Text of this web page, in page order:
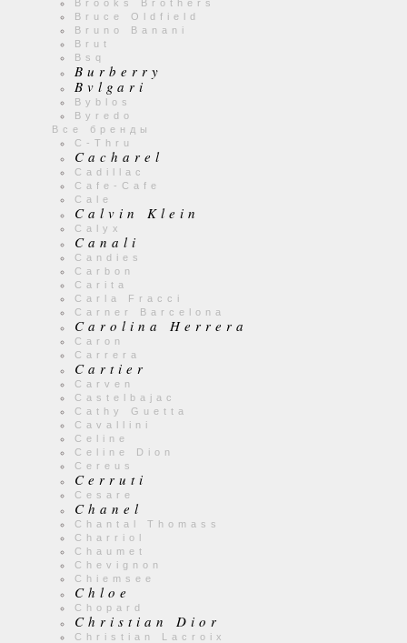
Brooks Brothers
Bruce Oldfield
Bruno Banani
Brut
Bsq
Burberry
Bvlgari
Byblos
Byredo
Все бренды
C-Thru
Cacharel
Cadillac
Cafe-Cafe
Cale
Calvin Klein
Calyx
Canali
Candies
Carbon
Carita
Carla Fracci
Carner Barcelona
Carolina Herrera
Caron
Carrera
Cartier
Carven
Castelbajac
Cathy Guetta
Cavallini
Celine
Celine Dion
Cereus
Cerruti
Cesare
Chanel
Chantal Thomass
Charriol
Chaumet
Chevignon
Chiemsee
Chloe
Chopard
Christian Dior
Christian Lacroix